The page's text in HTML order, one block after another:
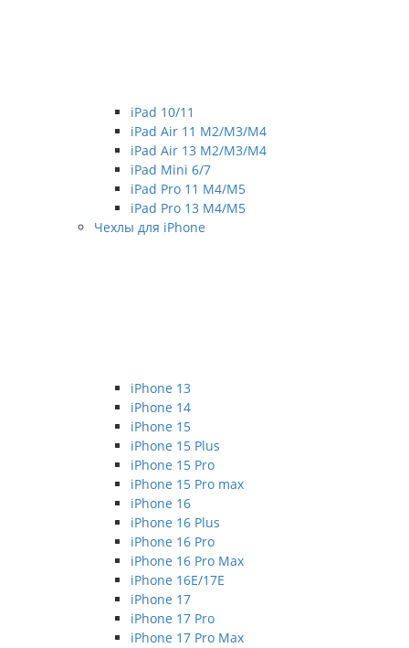
iPad 10/11
iPad Air 11 M2/M3/M4
iPad Air 13 M2/M3/M4
iPad Mini 6/7
iPad Pro 11 M4/M5
iPad Pro 13 M4/M5
Чехлы для iPhone
iPhone 13
iPhone 14
iPhone 15
iPhone 15 Plus
iPhone 15 Pro
iPhone 15 Pro max
iPhone 16
iPhone 16 Plus
iPhone 16 Pro
iPhone 16 Pro Max
iPhone 16E/17E
iPhone 17
iPhone 17 Pro
iPhone 17 Pro Max